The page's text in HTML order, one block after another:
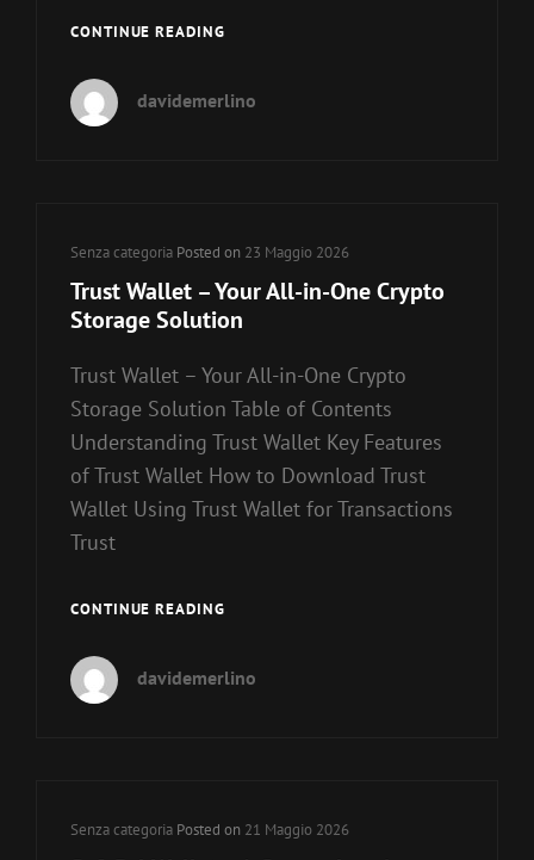
CONTINUE READINGКРАКЕН:
ПО
davidemerlino
Cat
Links
Senza categoria Posted on 23 Maggio 2026
Trust Wallet – Your All-in-One Crypto
Storage Solution
Trust Wallet – Your All-in-One Crypto
Storage Solution Table of Contents
Understanding Trust Wallet Key Features
of Trust Wallet How to Download Trust
Wallet Using Trust Wallet for Transactions
Trust
CONTINUE READINGTRUST
YOUR
SOLUTION
davidemerlino
Cat
Senza categoria Posted on 21 Maggio 2026